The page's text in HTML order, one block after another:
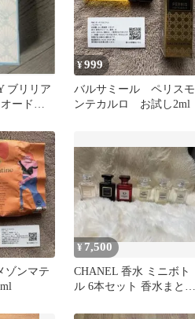
ブリリア
ードト
¥999
バルサミール ペリスモ
ンテカルロ お試し2ml
ンマテ
¥ 7,500
CHANEL 香水 ミニボト
ル 6本セット 香水まとめ